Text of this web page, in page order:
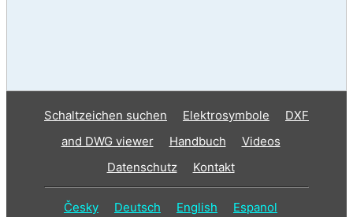
Schaltzeichen suchen Elektrosymbole
DXF
and DWG viewer
Handbuch
Videos
Datenschutz
Kontakt
Česky Deutsch English Espanol